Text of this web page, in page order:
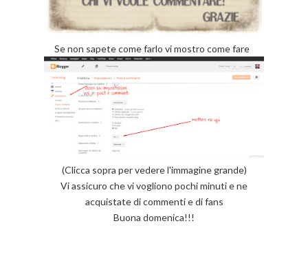
Se non sapete come farlo vi mostro come fare
(Clicca sopra per vedere l'immagine grande)
Vi assicuro che vi vogliono pochi minuti e ne
acquistate di commenti e di fans
Buona domenica!!!